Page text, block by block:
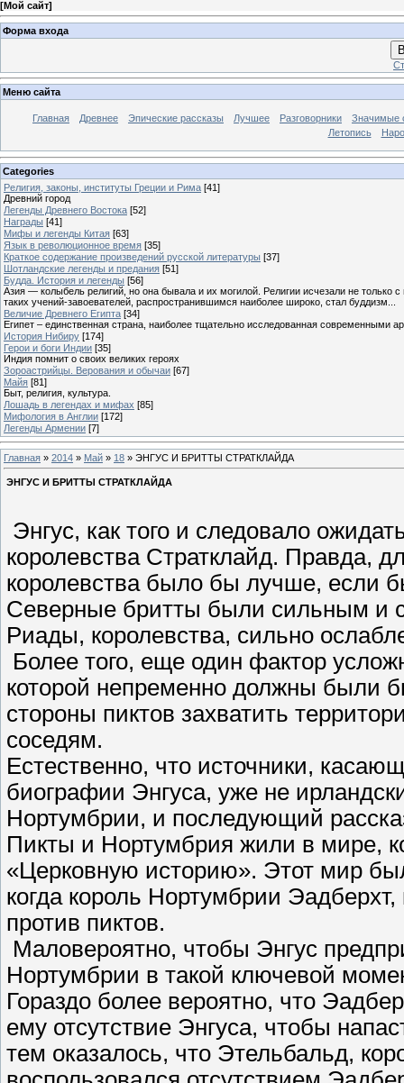
[Мой сайт]
Форма входа
Меню сайта
Главная Древнее Эпические рассказы Лучшее Разговорники
Значимые
Летопись
Categories
Религия, законы, институты Греции и Рима [41]
Древний город
Легенды Древнего Востока [52]
Награды [41]
Мифы и легенды Китая [63]
Язык в революционное время [35]
Краткое содержание произведений русской литературы [37]
Шотландские легенды и предания [51]
Будда. История и легенды [56]
Азия — колыбель религий, но она бывала и их могилой. Религии исчезали не
таких учений-завоевателей, распространившимся наиболее широко, стал буддизм...
Величие Древнего Египта [34]
Египет – единственная страна, наиболее тщательно исследованная современными
История Нибиру [174]
Герои и боги Индии [35]
Индия помнит о своих великих героях
Зороастрийцы. Верования и обычаи [67]
Майя [81]
Быт, религия, культура.
Лошадь в легендах и мифах [85]
Мифология в Англии [172]
Легенды Армении [7]
Главная » 2014 » Май » 18 » ЭНГУС И БРИТТЫ СТРАТКЛАЙДА
ЭНГУС И БРИТТЫ СТРАТКЛАЙДА
Энгус, как того и следовало
королевства Стратклайд. Правда,
королевства было бы лучше, если
Северные бритты были сильным и
Риады, королевства, сильно
Более того, еще один фактор
которой непременно должны были
стороны пиктов захватить
соседям.
Естественно, что источники,
биографии Энгуса, уже не
Нортумбрии, и последующий
Пикты и Нортумбрия жили в мире,
«Церковную историю». Этот мир
когда король Нортумбрии
против пиктов.
Маловероятно, чтобы Энгус
Нортумбрии в такой ключевой
Гораздо более вероятно, что
ему отсутствие Энгуса, чтобы
тем оказалось, что Этельбальд,